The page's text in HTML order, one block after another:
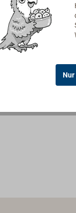
ist besonders
Anwendungen,
mit geringer
Vergilbung
transparente
oder
verfügt über
Entlüftung und
UV-
stehen